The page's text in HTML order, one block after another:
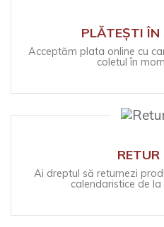
PLĂTEȘTI ÎN
Acceptăm plata online cu
coletul în
RETUR
Ai dreptul să returnezi
calendaristice de